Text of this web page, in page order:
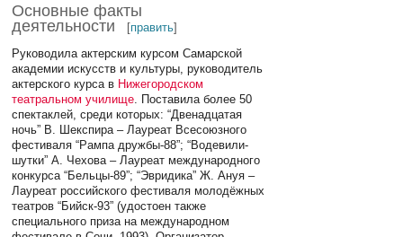
Основные факты
деятельности
[править]
Руководила актерским курсом Самарской
академии искусств и культуры, руководитель
актерского курса в Нижегородском
театральном училище. Поставила более 50
спектаклей, среди которых: “Двенадцатая
ночь” В. Шекспира – Лауреат Всесоюзного
фестиваля “Рампа дружбы-88”; “Водевили-
шутки” А. Чехова – Лауреат международного
конкурса “Бельцы-89”; “Эвридика” Ж. Ануя –
Лауреат российского фестиваля молодёжных
театров “Бийск-93” (удостоен также
специального приза на международном